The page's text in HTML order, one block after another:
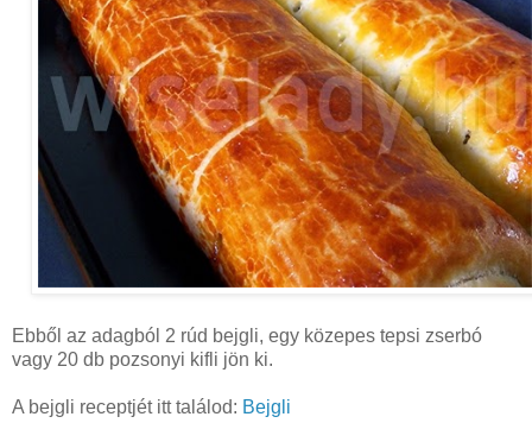
Ebből az adagból 2 rúd bejgli, egy közepes tepsi zserbó
vagy 20 db pozsonyi kifli jön ki.
A bejgli receptjét itt találod: Bejgli